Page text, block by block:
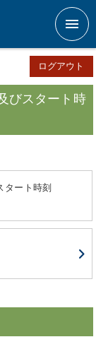
メニ
ログアウト
びスタート時
ート時刻